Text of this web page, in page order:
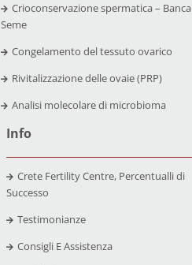
Crioconservazione spermatica –
Seme
Congelamento del tessuto ovarico
Rivitalizzazione delle ovaie (PRP)
Analisi molecolare di microbioma
Info
Crete Fertility Centre, Percentualli di
Successo
Testimonianze
Consigli E Assistenza